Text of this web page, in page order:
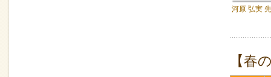
河原 弘実
【春